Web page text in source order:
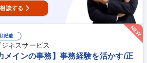
談する
派遣
ネスサービス
メインの事務】事務経験を活かす/正